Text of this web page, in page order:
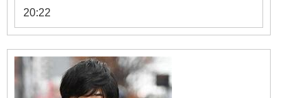
20:22